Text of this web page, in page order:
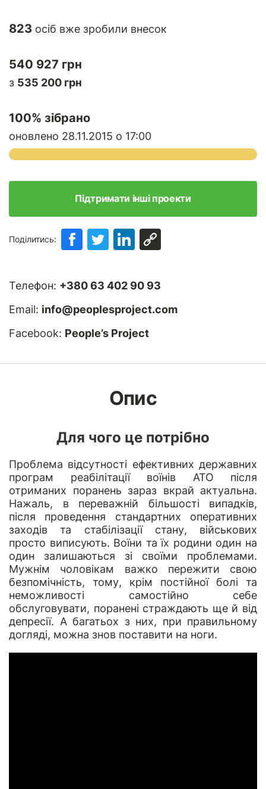
823 осіб вже зробили внесок
540 927 грн
з 535 200 грн
100% зібрано
оновлено 28.11.2015 о 17:00
Підтримати інші проекти
Поділитись:
Телефон: +380 63 402 90 93
Email: info@peoplesproject.com
Facebook: People’s Project
Опис
Для чого це потрібно
Проблема відсутності ефективних державних
програм реабілітації воїнів АТО після
отриманих поранень зараз вкрай актуальна.
Нажаль, в переважній більшості випадків,
після проведення стандартних оперативних
заходів та стабілізації стану, військових
просто виписують. Воїни та їх родини один на
один залишаються зі своїми проблемами.
Мужнім чоловікам важко пережити свою
безпомічність, тому, крім постійної болі та
неможливості самостійно себе
обслуговувати, поранені страждають ще й від
депресії. А багатьох з них, при правильному
догляді, можна знов поставити на ноги.